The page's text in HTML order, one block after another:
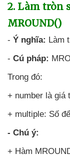
2. Làm tròn
MROUND()
- Ý nghĩa: Làm
- Cú pháp:
Trong đó:
+ number là giá
+ multiple: Số
- Chú ý:
+ Hàm